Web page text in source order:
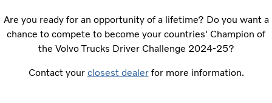
Are you ready for an opportunity of a lifetime? Do you want a
chance to compete to become your countries' Champion of
the Volvo Trucks Driver Challenge 2024-25?
Contact your closest dealerfor more information.